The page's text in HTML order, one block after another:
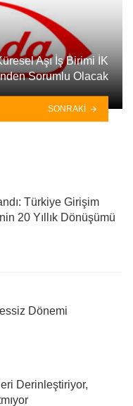
Aşı İş Birimi İK
Sorumlu Olacak
SONRAKI
Türkiye Girişim
20 Yıllık Dönüşümü
Dönemi
Derinleştiriyor,